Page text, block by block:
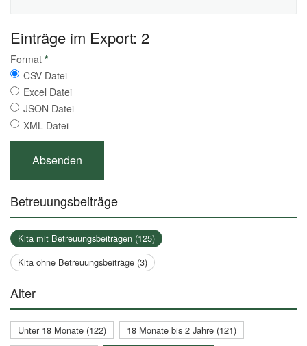
Einträge im Export: 2
Format *
CSV Datei
Excel Datei
JSON Datei
XML Datei
Betreuungsbeiträge
Kita mit Betreuungsbeiträgen (125)
Kita ohne Betreuungsbeiträge (3)
Alter
Unter 18 Monate (122)
18 Monate bis 2 Jahre (121)